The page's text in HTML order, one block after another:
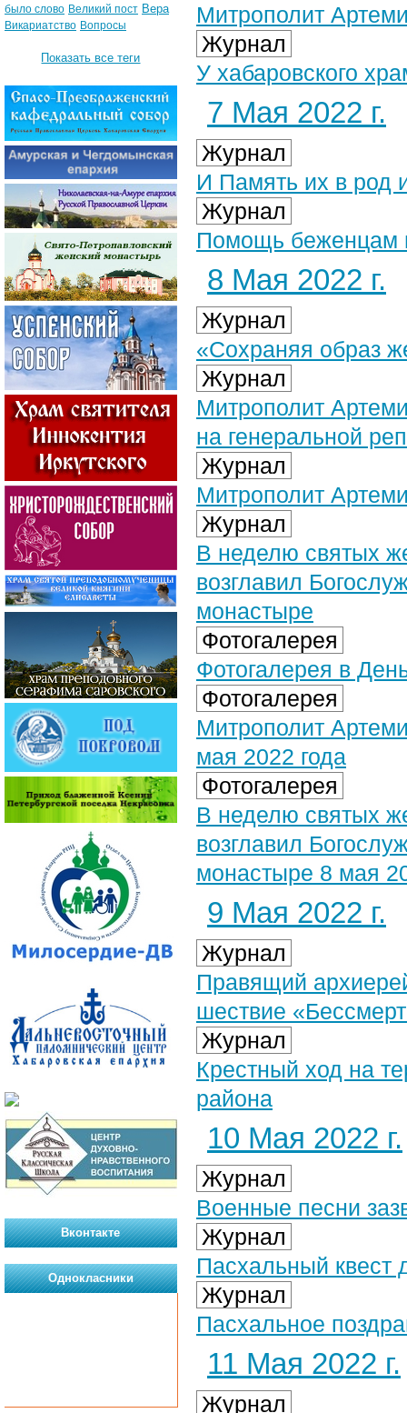
Митрополит
Журнал
У хабаровского
7 Мая 2022 г.
Журнал
И Память их в род
Журнал
Помощь беженцам
8 Мая 2022 г.
Журнал
«Сохраняя образ
Журнал
Митрополит
на генеральной
Журнал
Митрополит
Журнал
В неделю святых
возглавил
монастыре
Фотогалерея
Фотогалерея в
Фотогалерея
Митрополит
мая 2022 года
Фотогалерея
В неделю святых
возглавил
монастыре 8 мая
9 Мая 2022 г.
Журнал
Правящий
шествие
Журнал
Крестный ход на
района
10 Мая 2022 г.
Журнал
Военные песни
Журнал
Пасхальный квест
Журнал
Пасхальное
11 Мая 2022 г.
Журнал
было слово Великий пост Вера
Викариатство Вопросы
Показать все теги
Вконтакте
Однокласники